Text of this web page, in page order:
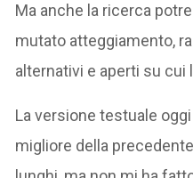
Ma anche la ricerca
mutato atteggiamento,
alternativi e aperti su cui
La versione testuale
migliore della